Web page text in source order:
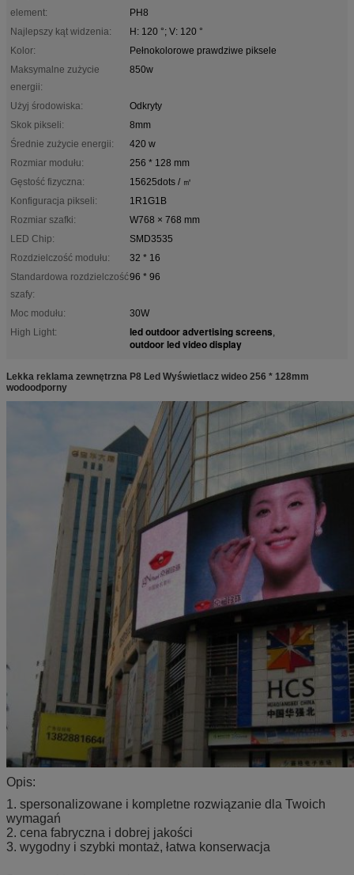
element:
PH8
Najlepszy kąt widzenia:
H: 120 °; V: 120 °
Kolor:
Pełnokolorowe prawdziwe piksele
Maksymalne zużycie
energii:
850w
Użyj środowiska:
Odkryty
Skok pikseli:
8mm
Średnie zużycie energii:
420 w
Rozmiar modułu:
256 * 128 mm
Gęstość fizyczna:
15625dots / ㎡
Konfiguracja pikseli:
1R1G1B
Rozmiar szafki:
W768 × 768 mm
LED Chip:
SMD3535
Rozdzielczość modułu:
32 * 16
Standardowa rozdzielczość
szafy:
96 * 96
Moc modułu:
30W
High Light:
led outdoor advertising screens,
outdoor led video display
Lekka reklama zewnętrzna P8 Led Wyświetlacz wideo 256 * 128mm
wodoodporny
Opis:
1. spersonalizowane i kompletne rozwiązanie dla Twoich
wymagań
2. cena fabryczna i dobrej jakości
3. wygodny i szybki montaż, łatwa konserwacja